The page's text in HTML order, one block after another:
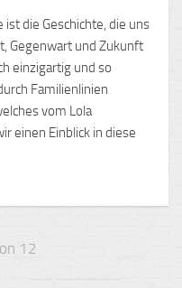
die Geschichte, die uns
Gegenwart und Zukunft
einzigartig und so
Familienlinien
vom Lola
einen Einblick in diese
12